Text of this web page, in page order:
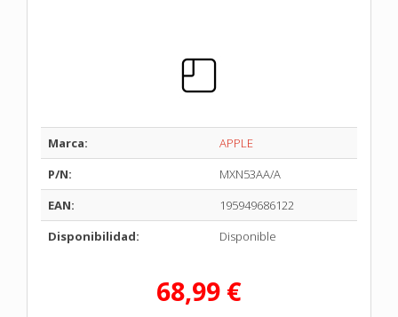
Marca:
APPLE
P/N:
MXN53AA/A
EAN:
195949686122
Disponibilidad:
Disponible
68,99 €